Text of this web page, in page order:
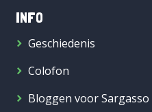
INFO
Geschiedenis
Colofon
Bloggen voor Sargasso